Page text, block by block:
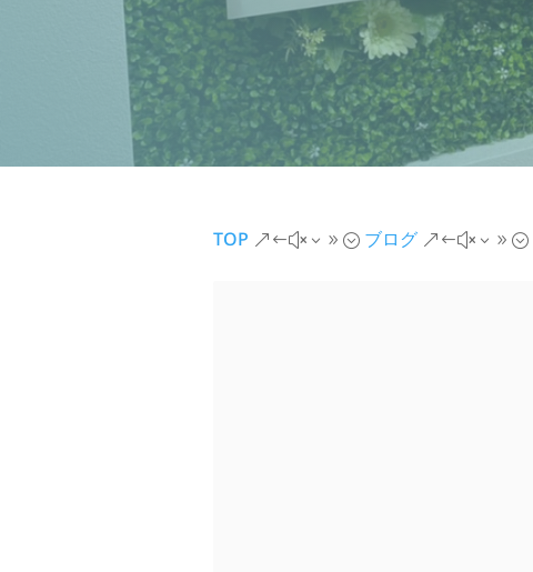
TOP &#x39; ブログ &#x39;